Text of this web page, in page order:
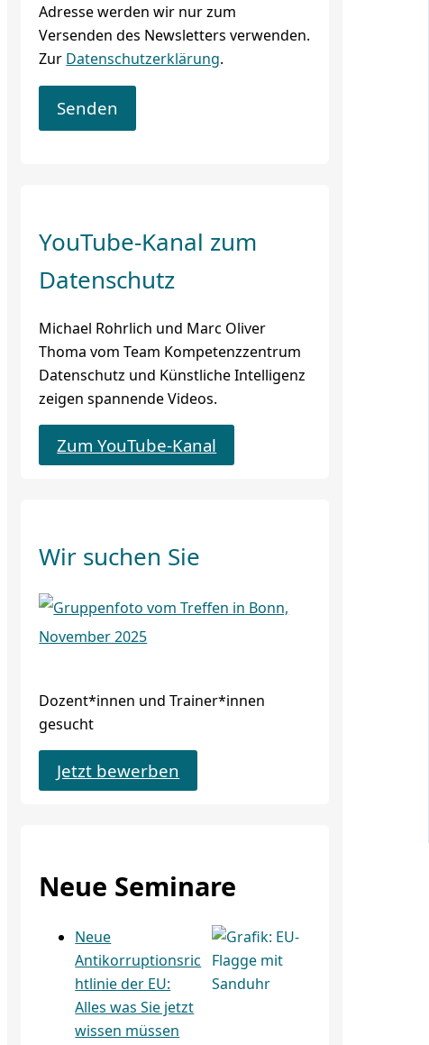
Adresse werden wir nur zum
Versenden des Newsletters verwenden.
Zur Datenschutzerklärung.
YouTube-Kanal zum
Datenschutz
Michael Rohrlich und Marc Oliver
Thoma vom Team Kompetenzzentrum
Datenschutz und Künstliche Intelligenz
zeigen spannende Videos.
Zum YouTube-Kanal
Wir suchen Sie
Dozent*innen und Trainer*innen
gesucht
Jetzt bewerben
Neue Seminare
Neue
Antikorruptionsric
htlinie der EU:
Alles was Sie jetzt
wissen müssen